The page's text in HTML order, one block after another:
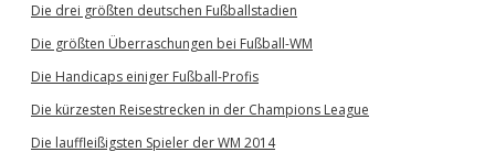
Die drei größten deutschen Fußballstadien
Die größten Überraschungen bei Fußball-WM
Die Handicaps einiger Fußball-Profis
Die kürzesten Reisestrecken in der Champions League
Die lauffleißigsten Spieler der WM 2014